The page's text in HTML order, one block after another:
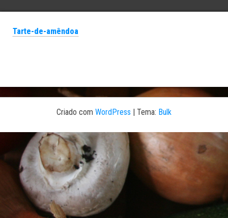
Tarte-de-amêndoa
Criado com WordPress | Tema: Bulk